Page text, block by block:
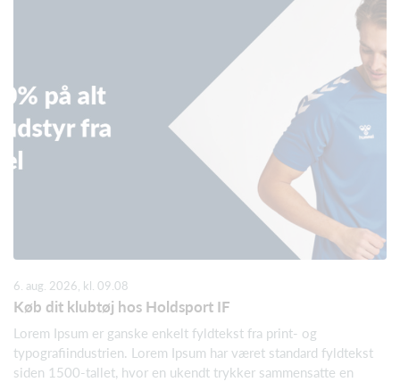
6. aug. 2026, kl. 09.08
Køb dit klubtøj hos Holdsport IF
Lorem Ipsum er ganske enkelt fyldtekst fra print- og
typografiindustrien. Lorem Ipsum har været standard fyldtekst
siden 1500-tallet, hvor en ukendt trykker sammensatte en